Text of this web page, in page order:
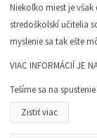
Niekoľko miest je však
stredoškolskí učitelia
myslenie sa tak ešte
VIAC INFORMÁCIÍ JE
Tešíme sa na
Zistiť viac